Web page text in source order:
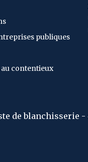
publiques
contentieux